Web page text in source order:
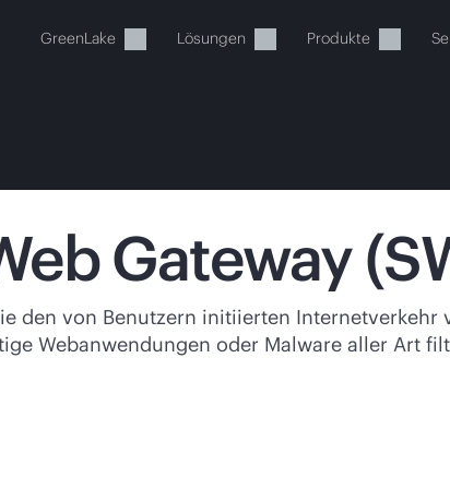
GreenLake Lösungen Produkte
Warenkorb ist aktuell leer
den HPE Store zum Stöbern, Konfigurieren und
Gateway
den von Benutzern initiierten
Webanwendungen oder Malware aller Art